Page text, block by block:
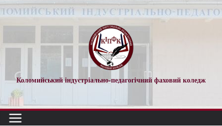
Коломийський індустріально-педагогічний фаховий коледж